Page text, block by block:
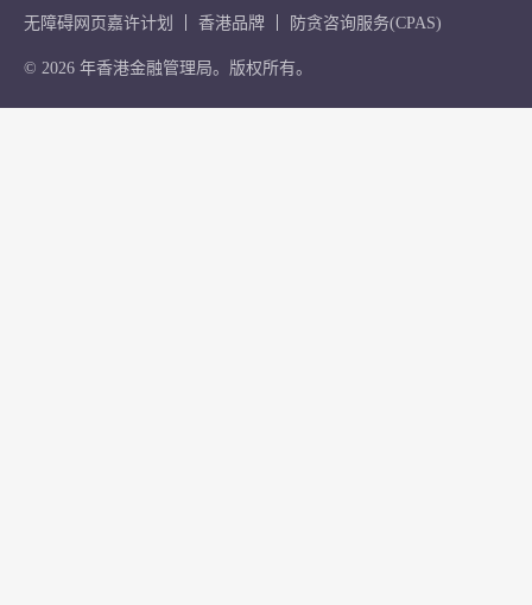
无障碍网页嘉许计划
香港品牌 防贪咨询服务(CPAS)
© 2026 年香港金融管理局。版权所有。